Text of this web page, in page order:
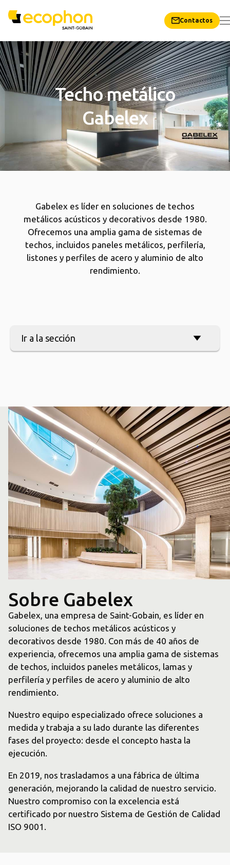
Contactos
Techo metálico
Gabelex
Gabelex es líder en soluciones de techos
metálicos acústicos y decorativos desde 1980.
Ofrecemos una amplia gama de sistemas de
techos, incluidos paneles metálicos, perfilería,
listones y perfiles de acero y aluminio de alto
rendimiento.
Ir a la sección
arrow_forward Sobre nosotros
arrow_forward
arrow_forward Proyectos de referencia
Contáctenos
Sobre Gabelex
Gabelex, una empresa de Saint-Gobain, es líder en
soluciones de techos metálicos acústicos y
decorativos desde 1980. Con más de 40 años de
experiencia, ofrecemos una amplia gama de sistemas
de techos, incluidos paneles metálicos, lamas y
perfilería y perfiles de acero y aluminio de alto
rendimiento.
Nuestro equipo especializado ofrece soluciones a
medida y trabaja a su lado durante las diferentes
fases del proyecto: desde el concepto hasta la
ejecución.
En 2019, nos trasladamos a una fábrica de última
generación, mejorando la calidad de nuestro servicio.
Nuestro compromiso con la excelencia está
certificado por nuestro Sistema de Gestión de Calidad
ISO 9001.